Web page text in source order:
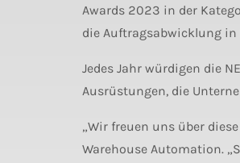
Awards 2023 in der
die Auftragsabwicklung in
Jedes Jahr würdigen die
Ausrüstungen, die
„Wir freuen uns über
Warehouse Automation.